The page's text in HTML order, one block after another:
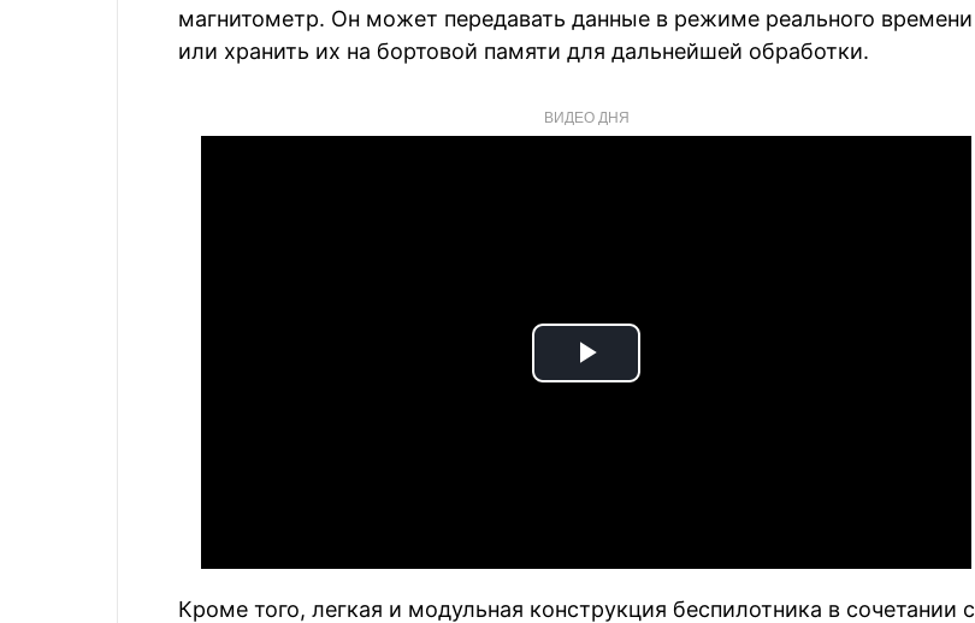
магнитометр. Он может передавать данные в режиме реального времени
или хранить их на бортовой памяти для дальнейшей обработки.
ВИДЕО ДНЯ
Play
Кроме того, легкая и модульная конструкция беспилотника в сочетании с